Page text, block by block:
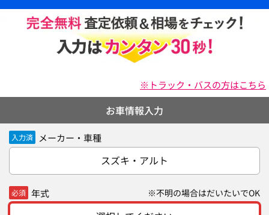
※トラック・バスの方はこちら
お車情報入力
入力済 メーカー・車種
スズキ・アルト
必須 年式 ※不明の場合はだいたいでOK